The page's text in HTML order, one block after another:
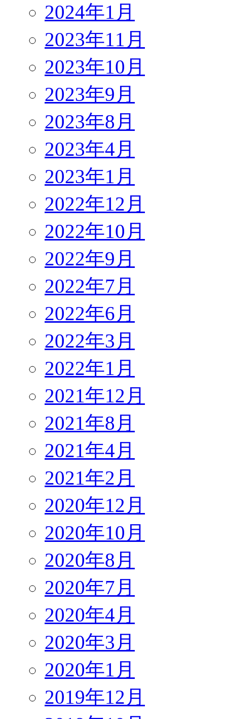
2024年1月
2023年11月
2023年10月
2023年9月
2023年8月
2023年4月
2023年1月
2022年12月
2022年10月
2022年9月
2022年7月
2022年6月
2022年3月
2022年1月
2021年12月
2021年8月
2021年4月
2021年2月
2020年12月
2020年10月
2020年8月
2020年7月
2020年4月
2020年3月
2020年1月
2019年12月